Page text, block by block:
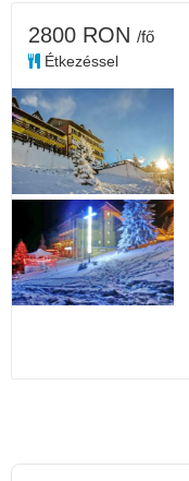
2800 RON /fő
Étkezéssel